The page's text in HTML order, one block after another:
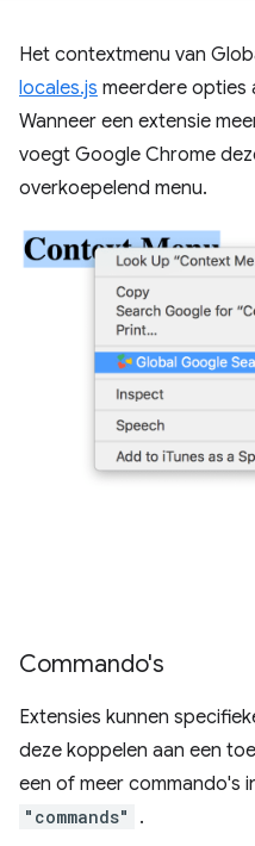
Het contextmenu van
locales.js meerdere opties
Wanneer een extensie
voegt Google Chrome
overkoepelend menu.
Commando's
Extensies kunnen
deze koppelen aan een
een of meer commando's
"commands" .